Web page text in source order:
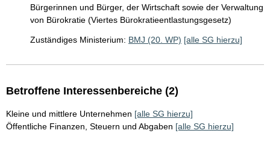
Bürgerinnen und Bürger, der Wirtschaft sowie der Verwaltung
von Bürokratie (Viertes Bürokratieentlastungsgesetz)
Zuständiges Ministerium: BMJ (20. WP) [alle SG hierzu]
Betroffene Interessenbereiche (2)
Kleine und mittlere Unternehmen [alle SG hierzu]
Öffentliche Finanzen, Steuern und Abgaben [alle SG hierzu]